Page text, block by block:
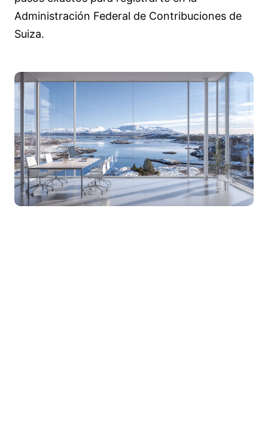
Administración Federal de Contribuciones de
Suiza.